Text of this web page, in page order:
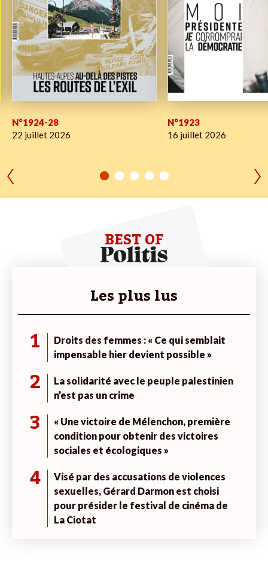
N°1924-28
22 juillet 2026
N°1923
16 juillet 2026
BEST OF
Les plus lus
1
Droits des femmes : « Ce qui semblait
impensable hier devient possible »
2
La solidarité avec le peuple palestinien
n’est pas un crime
3
« Une victoire de Mélenchon, première
condition pour obtenir des victoires
sociales et écologiques »
4
Visé par des accusations de violences
sexuelles, Gérard Darmon est choisi
pour présider le festival de cinéma de
La Ciotat